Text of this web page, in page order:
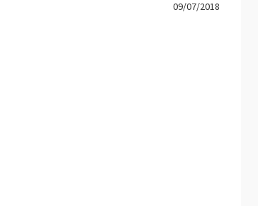
09/07/2018